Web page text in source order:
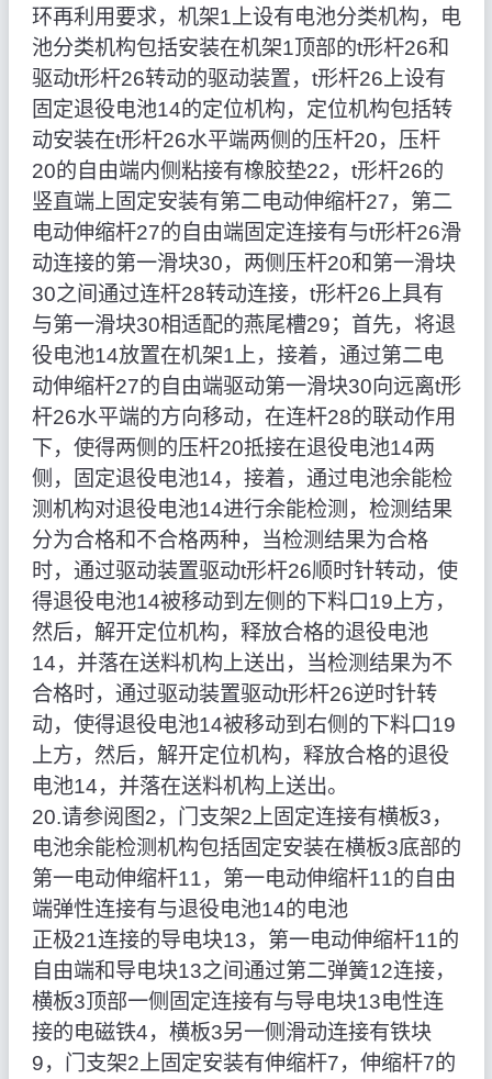
环再利用要求，机架1上设有电池分类机构，电
池分类机构包括安装在机架1顶部的t形杆26和
驱动t形杆26转动的驱动装置，t形杆26上设有
固定退役电池14的定位机构，定位机构包括转
动安装在t形杆26水平端两侧的压杆20，压杆
20的自由端内侧粘接有橡胶垫22，t形杆26的
竖直端上固定安装有第二电动伸缩杆27，第二
电动伸缩杆27的自由端固定连接有与t形杆26滑
动连接的第一滑块30，两侧压杆20和第一滑块
30之间通过连杆28转动连接，t形杆26上具有
与第一滑块30相适配的燕尾槽29；首先，将退
役电池14放置在机架1上，接着，通过第二电
动伸缩杆27的自由端驱动第一滑块30向远离t形
杆26水平端的方向移动，在连杆28的联动作用
下，使得两侧的压杆20抵接在退役电池14两
侧，固定退役电池14，接着，通过电池余能检
测机构对退役电池14进行余能检测，检测结果
分为合格和不合格两种，当检测结果为合格
时，通过驱动装置驱动t形杆26顺时针转动，使
得退役电池14被移动到左侧的下料口19上方，
然后，解开定位机构，释放合格的退役电池
14，并落在送料机构上送出，当检测结果为不
合格时，通过驱动装置驱动t形杆26逆时针转
动，使得退役电池14被移动到右侧的下料口19
上方，然后，解开定位机构，释放合格的退役
电池14，并落在送料机构上送出。
20.请参阅图2，门支架2上固定连接有横板3，
电池余能检测机构包括固定安装在横板3底部的
第一电动伸缩杆11，第一电动伸缩杆11的自由
端弹性连接有与退役电池14的电池
正极21连接的导电块13，第一电动伸缩杆11的
自由端和导电块13之间通过第二弹簧12连接，
横板3顶部一侧固定连接有与导电块13电性连
接的电磁铁4，横板3另一侧滑动连接有铁块
9，门支架2上固定安装有伸缩杆7，伸缩杆7的